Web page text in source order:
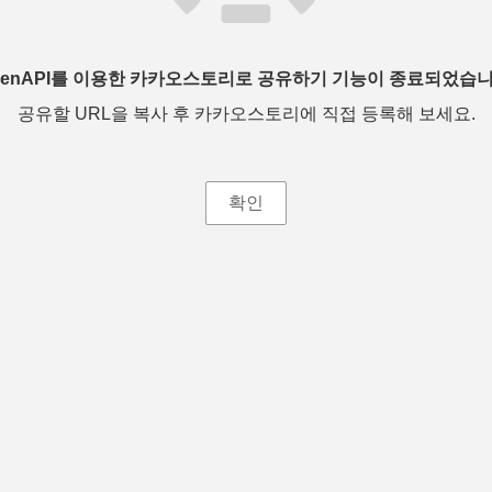
를 이용한 카카오스토리로 공유하기 기능이 종료되었습
공유할 URL을 복사 후 카카오스토리에 직접 등록해 보세요.
확인